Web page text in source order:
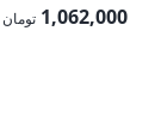
اصلی:1,062,000 تومان